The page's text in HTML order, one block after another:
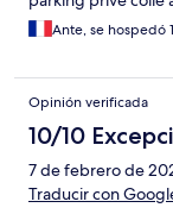
Ante, se hospedó
Opinión verificada
10/10
7 de febrero de
Traducir con